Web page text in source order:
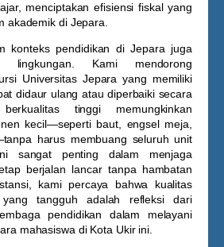
menciptakan efisiensi fiskal yang
akademik di Jepara.
konteks pendidikan di Jepara juga
lingkungan. Kami mendorong
Universitas Jepara yang memiliki
didaur ulang atau diperbaiki secara
tinggi memungkinkan
kecil—seperti baut, engsel meja,
harus membuang seluruh unit
sangat penting dalam menjaga
berjalan lancar tanpa hambatan
kami percaya bahwa kualitas
tangguh adalah refleksi dari
pendidikan dalam melayani
mahasiswa di Kota Ukir ini.